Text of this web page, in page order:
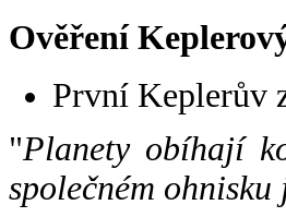
Ověření
První Keplerův
"Planety obíhají
společném ohnisku